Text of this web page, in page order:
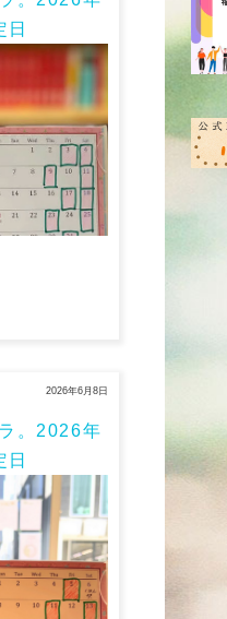
2026年6月8日
。2026年